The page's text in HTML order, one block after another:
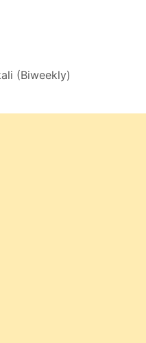
(Biweekly)